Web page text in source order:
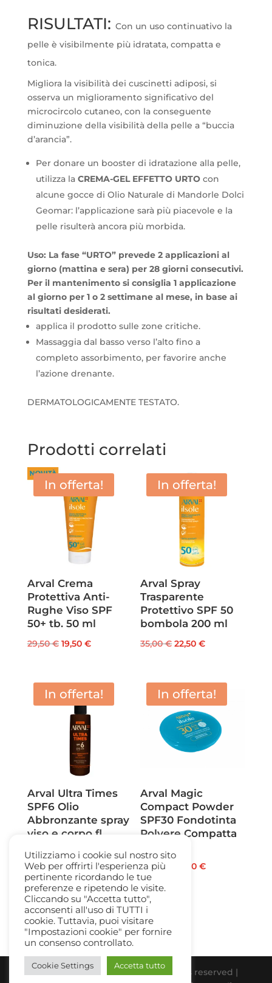
RISULTATI: Con un uso continuativo la
pelle è visibilmente più idratata, compatta e
tonica.
Migliora la visibilità dei cuscinetti adiposi, si
osserva un miglioramento significativo del
microcircolo cutaneo, con la conseguente
diminuzione della visibilità della pelle a “buccia
d’arancia”.
Per donare un booster di idratazione alla pelle,
utilizza la CREMA-GEL EFFETTO URTOcon
alcune gocce di Olio Naturale di Mandorle Dolci
Geomar: l’applicazione sarà più piacevole e la
pelle risulterà ancora più morbida.
Uso: La fase “URTO” prevede 2 applicazioni al
giorno (mattina e sera) per 28 giorni consecutivi.
Per il mantenimento si consiglia 1 applicazione
al giorno per 1 o 2 settimane al mese, in base ai
risultati desiderati.
applica il prodotto sulle zone critiche.
Massaggia dal basso verso l’alto fino a
completo assorbimento, per favorire anche
l’azione drenante.
DERMATOLOGICAMENTE TESTATO.
Prodotti correlati
In offerta!
Arval Crema
Protettiva Anti-
Rughe Viso SPF
50+ tb. 50 ml
29,50€ Il
era:
29,50 €.
19,50 €Il
è:
19,50 €.
In offerta!
Arval Spray
Trasparente
Protettivo SPF 50
bombola 200 ml
35,00€ Il
era:
35,00 €.
22,50€Il
è:
22,50 €.
In offerta!
Arval Ultra Times
SPF6 Olio
Abbronzante spray
viso e corpo fl.
32,00€Il
prezzo
originale
era:
32,00 €.
20,80€ Il
prezzo
attuale
è:
20,80 €.
In offerta!
Arval Magic
Compact Powder
SPF30 Fondotinta
Polvere Compatta
34,50 22,50€Il
Beauty Gallery Parfum Srl | All rights reserved |
Utilizziamo i cookie sul nostro sito
Web per offrirti l'esperienza più
pertinente ricordando le tue
preferenze e ripetendo le visite.
Cliccando su "Accetta tutto",
acconsenti all'uso di TUTTI i
cookie. Tuttavia, puoi visitare
"Impostazioni cookie" per fornire
un consenso controllato.
Cookie Settings Accetta tutto